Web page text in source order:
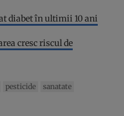
diabet în ultimii 10 ani
cresc riscul de
pesticide sanatate